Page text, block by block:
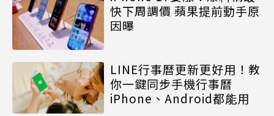
快下周調價 蘋果提前動手原
因曝
LINE行事曆更新更好用！教
你一鍵同步手機行事曆
iPhone、Android都能用